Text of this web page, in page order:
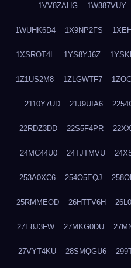
1VV8ZAHG 1W387VUY
1WUHK6D4 1X9NP2FS
1XSROT4L 1YS8YJ6Z
1Z1US2M8 1ZLGWTF7
2110Y7UD 21J9UIA6
22RDZ3DD 22S5F4PR
24MC44U0 24TJTMVU
253A0XC6 254O5EQJ
25RMMEOD 26HTTV6H
27E8J3FW 27MKG0DU
27VYT4KU 28SMQGU6